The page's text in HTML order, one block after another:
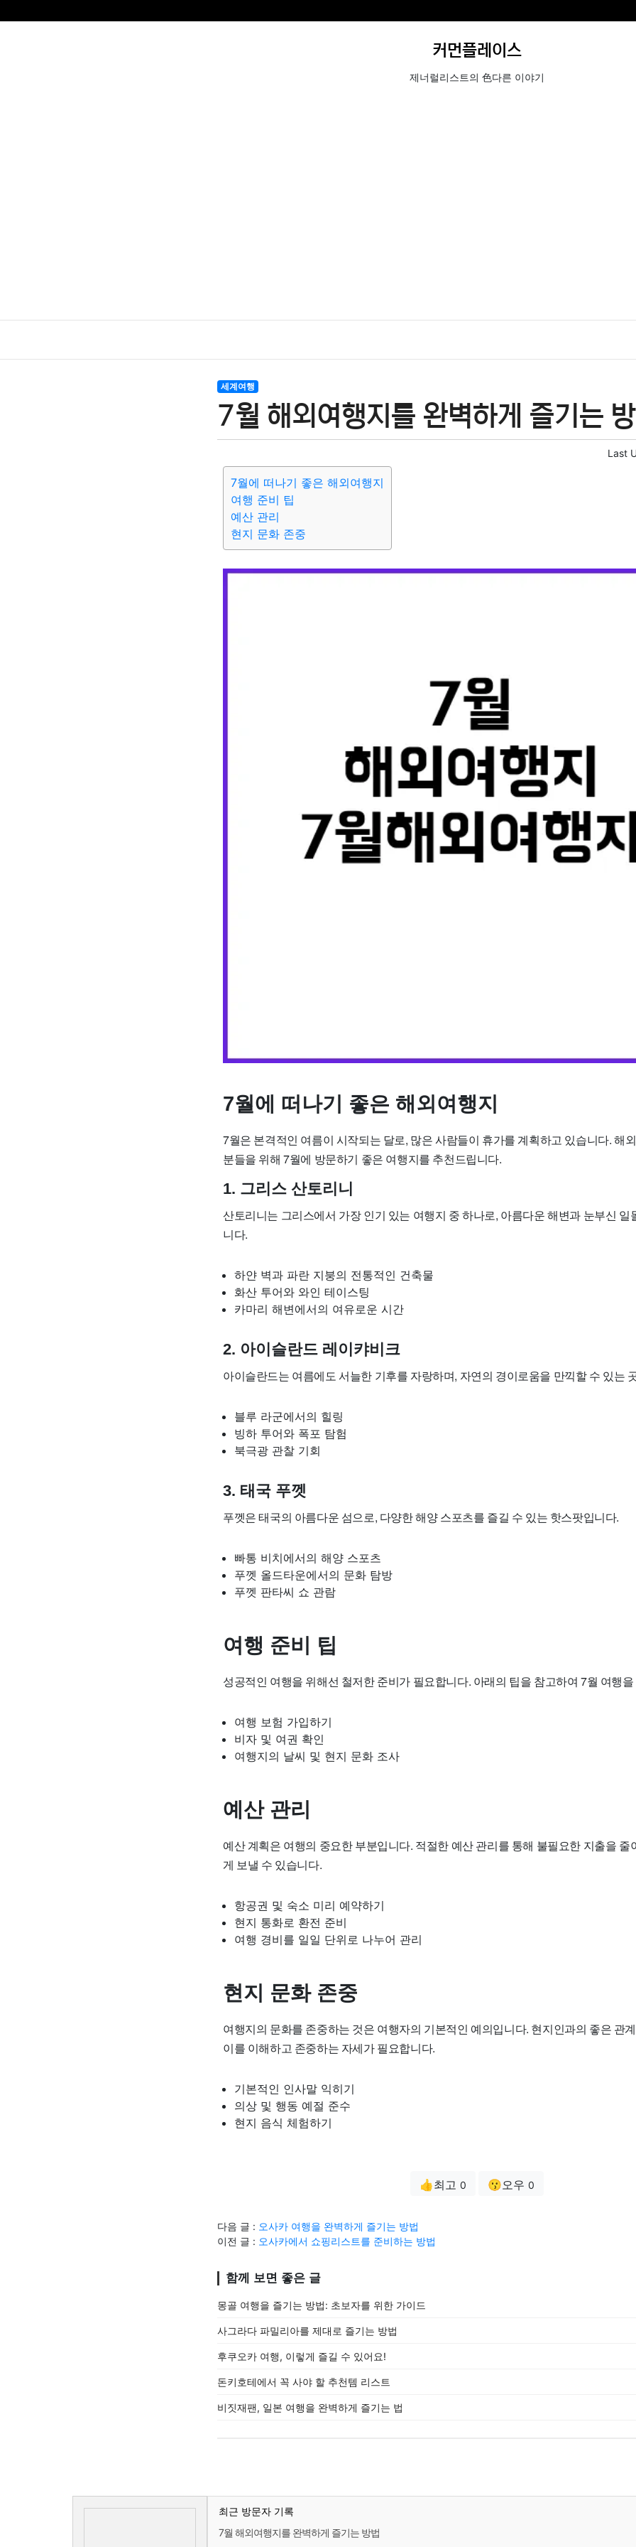
커먼플레이스
제너럴리스트의 色다른 이야기
세계여행
7월 해외여행지를 완벽하게 즐기는
Last
7월에 떠나기 좋은 해외여행지
여행 준비 팁
예산 관리
현지 문화 존중
7월에 떠나기 좋은 해외여행지
7월은 본격적인 여름이 시작되는 달로, 많은 사람들이 휴가를 계획하고 있습니다. 해
분들을 위해 7월에 방문하기 좋은 여행지를 추천드립니다.
1. 그리스 산토리니
산토리니는 그리스에서 가장 인기 있는 여행지 중 하나로, 아름다운 해변과 눈부신 일
니다.
하얀 벽과 파란 지붕의 전통적인 건축물
화산 투어와 와인 테이스팅
카마리 해변에서의 여유로운 시간
2. 아이슬란드 레이캬비크
아이슬란드는 여름에도 서늘한 기후를 자랑하며, 자연의 경이로움을 만끽할 수 있는
블루 라군에서의 힐링
빙하 투어와 폭포 탐험
북극광 관찰 기회
3. 태국 푸껫
푸껫은 태국의 아름다운 섬으로, 다양한 해양 스포츠를 즐길 수 있는 핫스팟입니다.
빠통 비치에서의 해양 스포츠
푸껫 올드타운에서의 문화 탐방
푸껫 판타씨 쇼 관람
여행 준비 팁
성공적인 여행을 위해선 철저한 준비가 필요합니다. 아래의 팁을 참고하여 7월 여행
여행 보험 가입하기
비자 및 여권 확인
여행지의 날씨 및 현지 문화 조사
예산 관리
예산 계획은 여행의 중요한 부분입니다. 적절한 예산 관리를 통해 불필요한 지출을 줄
게 보낼 수 있습니다.
항공권 및 숙소 미리 예약하기
현지 통화로 환전 준비
여행 경비를 일일 단위로 나누어 관리
현지 문화 존중
여행지의 문화를 존중하는 것은 여행자의 기본적인 예의입니다. 현지인과의 좋은 관
이를 이해하고 존중하는 자세가 필요합니다.
기본적인 인사말 익히기
의상 및 행동 예절 준수
현지 음식 체험하기
👍최고 0 😗오우 0
다음 글 : 오사카 여행을 완벽하게 즐기는 방법
이전 글 : 오사카에서 쇼핑리스트를 준비하는 방법
함께 보면 좋은 글
몽골 여행을 즐기는 방법: 초보자를 위한 가이드
사그라다 파밀리아를 제대로 즐기는 방법
후쿠오카 여행, 이렇게 즐길 수 있어요!
돈키호테에서 꼭 사야 할 추천템 리스트
비짓재팬, 일본 여행을 완벽하게 즐기는 법
최근 방문자 기록
7월 해외여행지를 완벽하게 즐기는 방법